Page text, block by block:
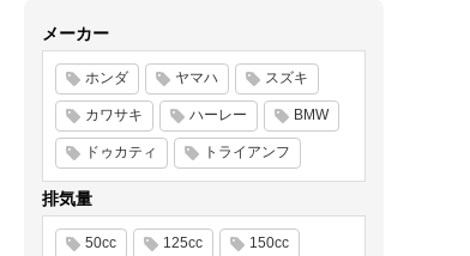
メーカー
ホンダ ヤマハ スズキ
カワサキ ハーレー BMW
ドゥカティ トライアンフ
排気量
50cc 125cc 150cc